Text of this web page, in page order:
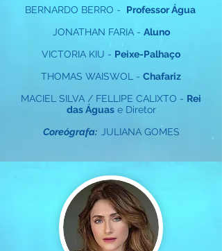
BERNARDO BERRO - Professor Água
JONATHAN FARIA - Aluno
VICTORIA KIU - Peixe-Palhaço
THOMAS WAISWOL - Chafariz
MACIEL SILVA / FELLIPE CALIXTO - Rei
das Águase Diretor
Coreógrafa:
JULIANA GOMES